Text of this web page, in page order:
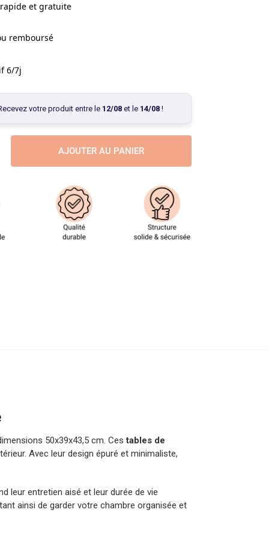
et gratuite
remboursé
6/7j
votre produit entre le 12/08et le 14/08!
AJOUTER AU PANIER
50x39x43,5 cm. Cestables de
Avec leur design épuré et minimaliste,
leur entretien aisé et leur durée de vie
ainsi de garder votre chambre organisée et